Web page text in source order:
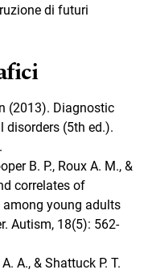
di futuri
(2013). Diagnostic
(5th ed.).
B. P., Roux A. M., &
correlates of
young adults
Autism, 18(5): 562-
A., & Shattuck P. T.